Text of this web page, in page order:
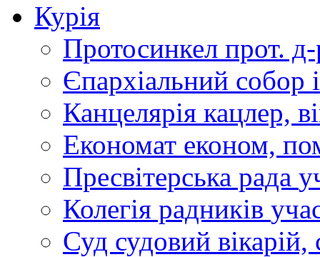
Курія
Протосинкел прот.
Єпархіальний собор
Канцелярія кацлер,
Економат економ,
Пресвітерська рада
Колегія радників
Суд судовий вікарій,